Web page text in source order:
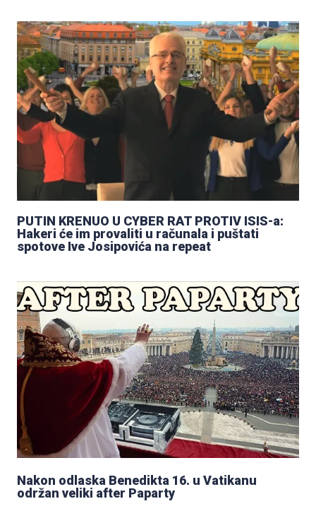
PUTIN KRENUO U CYBER RAT PROTIV ISIS-a:
Hakeri će im provaliti u računala i puštati
spotove Ive Josipovića na repeat
Nakon odlaska Benedikta 16. u Vatikanu
održan veliki after Paparty